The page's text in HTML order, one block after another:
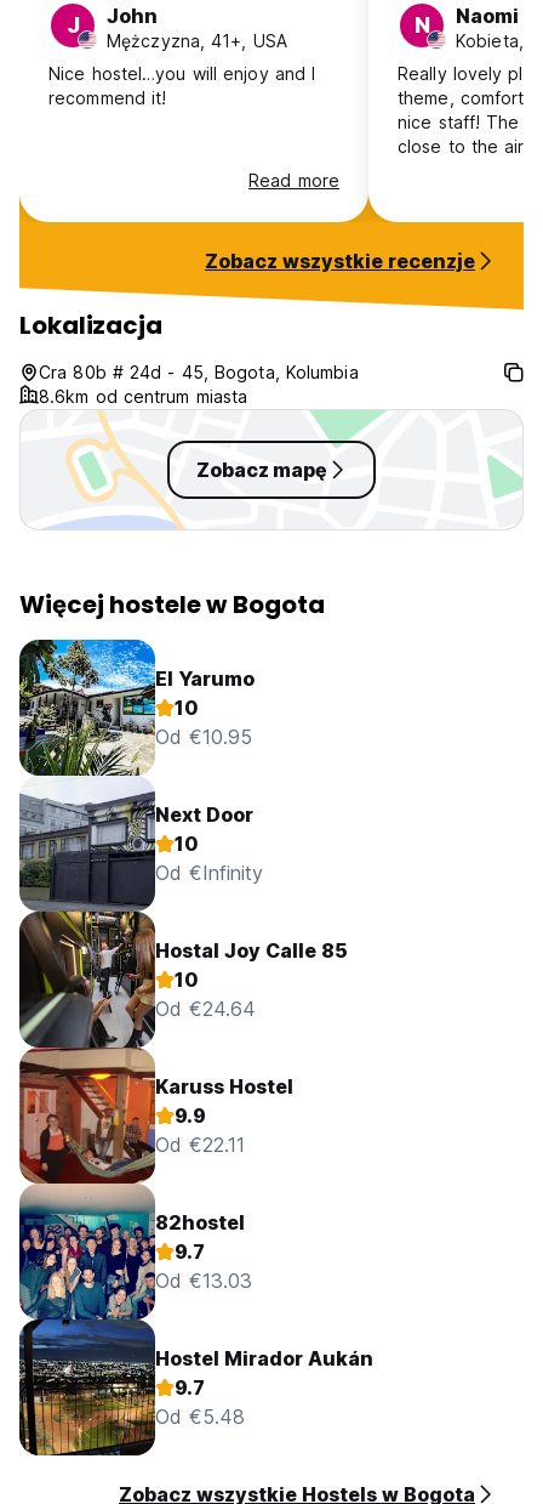
J John
Mężczyzna, 41+, USA
Nice hostel…you will enjoy and I
recommend it!
Read more
N Naomi
Kobieta,
Really lovely
theme,
nice staff! The
close to the
Zobacz wszystkie recenzje
Lokalizacja
Cra 80b # 24d - 45, Bogota, Kolumbia
8.6km od centrum miasta
Zobacz mapę
Więcej hostele w Bogota
El Yarumo
10
Od €10.95
Next Door
10
Od €Infinity
Hostal Joy Calle 85
10
Od €24.64
Karuss Hostel
9.9
Od €22.11
82hostel
9.7
Od €13.03
Hostel Mirador Aukán
9.7
Od €5.48
Zobacz wszystkie Hostels w Bogota